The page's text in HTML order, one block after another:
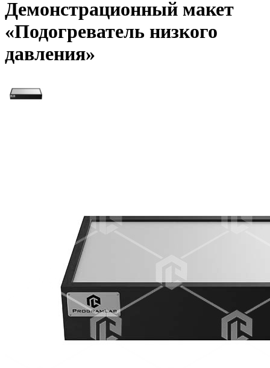
Демонстрационный макет
«Подогреватель низкого
давления»